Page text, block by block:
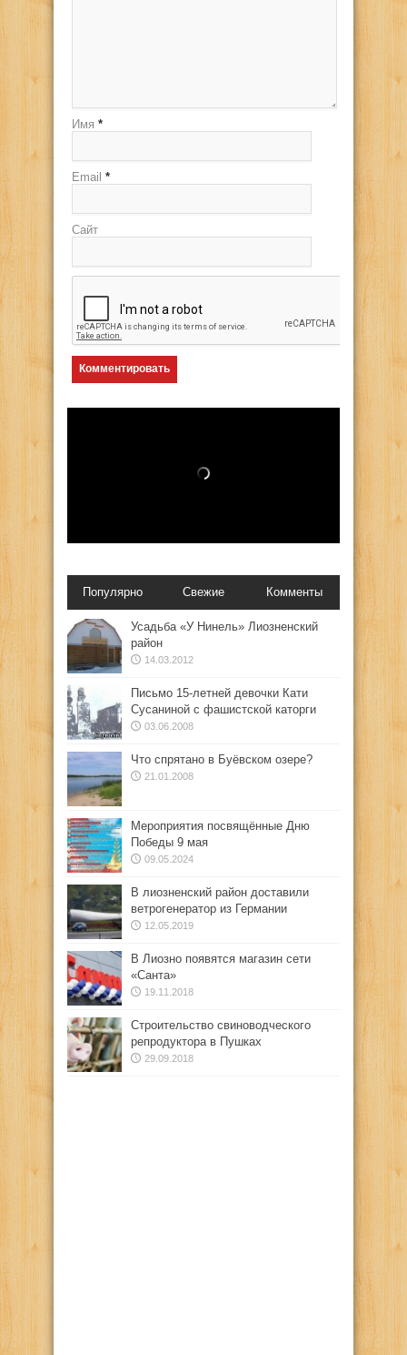
Имя *
Email *
Сайт
Популярно Свежие Комменты
Усадьба «У Нинель» Лиозненский
район
14.03.2012
Письмо 15-летней девочки Кати
Сусаниной с фашистской каторги
03.06.2008
Что спрятано в Буёвском озере?
21.01.2008
Мероприятия посвящённые Дню
Победы 9 мая
09.05.2024
В лиозненский район доставили
ветрогенератор из Германии
12.05.2019
В Лиозно появятся магазин сети
«Санта»
19.11.2018
Строительство свиноводческого
репродуктора в Пушках
29.09.2018